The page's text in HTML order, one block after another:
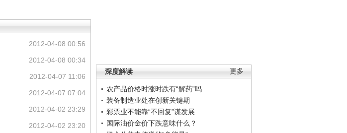
更多
深度解读
农产品价格时涨时跌有“解药”吗
装备制造业处在创新关键期
彩票业不能靠“不回复”谋发展
国际油价金价下跌意味什么？
2012-04-08 00:56
2012-04-08 00:34
2012-04-07 11:06
2012-04-07 07:04
2012-04-02 23:29
2012-04-02 23:20